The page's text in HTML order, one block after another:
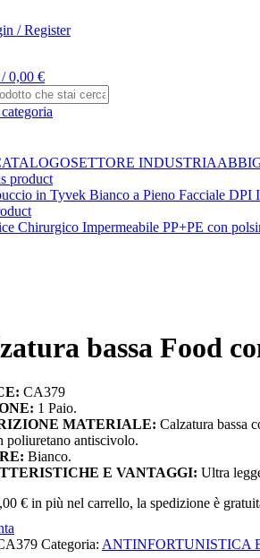
/ Register
/ 0,00 €
SETTORE INDUSTRIA
product
bassa Food
CA379
1 Paio.
MATERIALE: Calzatura bassa
poliuretano antiscivolo.
Bianco.
E VANTAGGI: Ultra
€ in più nel carrello, la spedizione è
Categoria: ANTINFORTUNISTICA